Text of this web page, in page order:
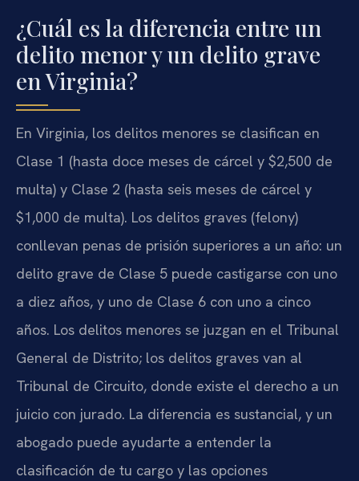
¿Cuál es la diferencia entre un
delito menor y un delito grave
en Virginia?
En Virginia, los delitos menores se clasifican en
Clase 1 (hasta doce meses de cárcel y $2,500 de
multa) y Clase 2 (hasta seis meses de cárcel y
$1,000 de multa). Los delitos graves (felony)
conllevan penas de prisión superiores a un año: un
delito grave de Clase 5 puede castigarse con uno
a diez años, y uno de Clase 6 con uno a cinco
años. Los delitos menores se juzgan en el Tribunal
General de Distrito; los delitos graves van al
Tribunal de Circuito, donde existe el derecho a un
juicio con jurado. La diferencia es sustancial, y un
abogado puede ayudarte a entender la
clasificación de tu cargo y las opciones